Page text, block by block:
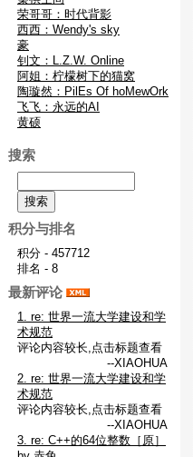
荣哥哥：时代背影
西西：Wendy's sky
豪
钊文：L.Z.W. Online
阿姐：柠檬树下的猫窝
陶璇然：PilEs Of hoMewOrk
飞飞：永远的AI
黄硕
搜索
积分与排名
积分 - 457712
排名 - 8
最新评论
1. re: 世界一流大学建设和学
术规范
评论内容较长,点击标题查看
--XIAOHUA
2. re: 世界一流大学建设和学
术规范
评论内容较长,点击标题查看
--XIAOHUA
3. re: C++的64位整数［原］